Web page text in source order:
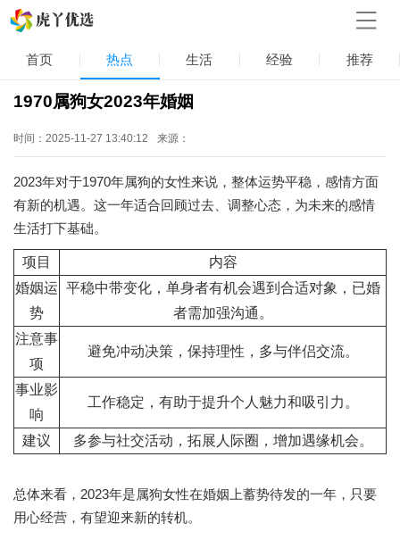
首页 热点 生活 经验 推荐
1970属狗女2023年婚姻
时间：2025-11-27 13:40:12 来源：
2023年对于1970年属狗的女性来说，整体运势平稳，感情方面
有新的机遇。这一年适合回顾过去、调整心态，为未来的感情
生活打下基础。
项目
内容
婚姻运
势
平稳中带变化，单身者有机会遇到合适对象，已婚
者需加强沟通。
注意事
项
避免冲动决策，保持理性，多与伴侣交流。
事业影
响
工作稳定，有助于提升个人魅力和吸引力。
建议 多参与社交活动，拓展人际圈，增加遇缘机会。
总体来看，2023年是属狗女性在婚姻上蓄势待发的一年，只要
用心经营，有望迎来新的转机。